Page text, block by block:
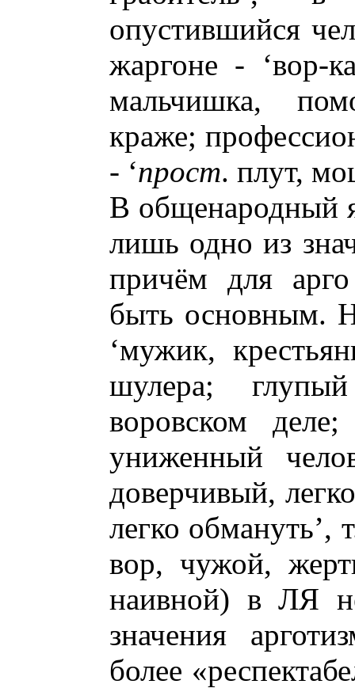
опустившийся
жаргоне - ‘вор-
мальчишка,
краже;
- ‘прост. плут,
В общенародный
лишь одно из
причём для
быть основным.
‘мужик,
шулера;
воровском
униженный
доверчивый,
легко обмануть’,
вор, чужой,
наивной) в ЛЯ
значения
более